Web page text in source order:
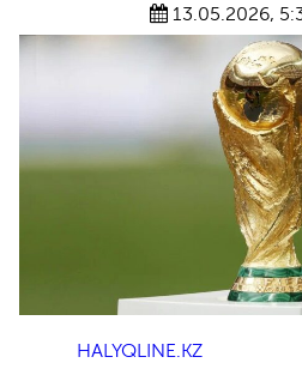
13.05.2026,
HALYQLINE.KZ